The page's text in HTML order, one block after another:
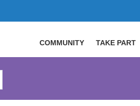
TAKE PART
COMMUNITY